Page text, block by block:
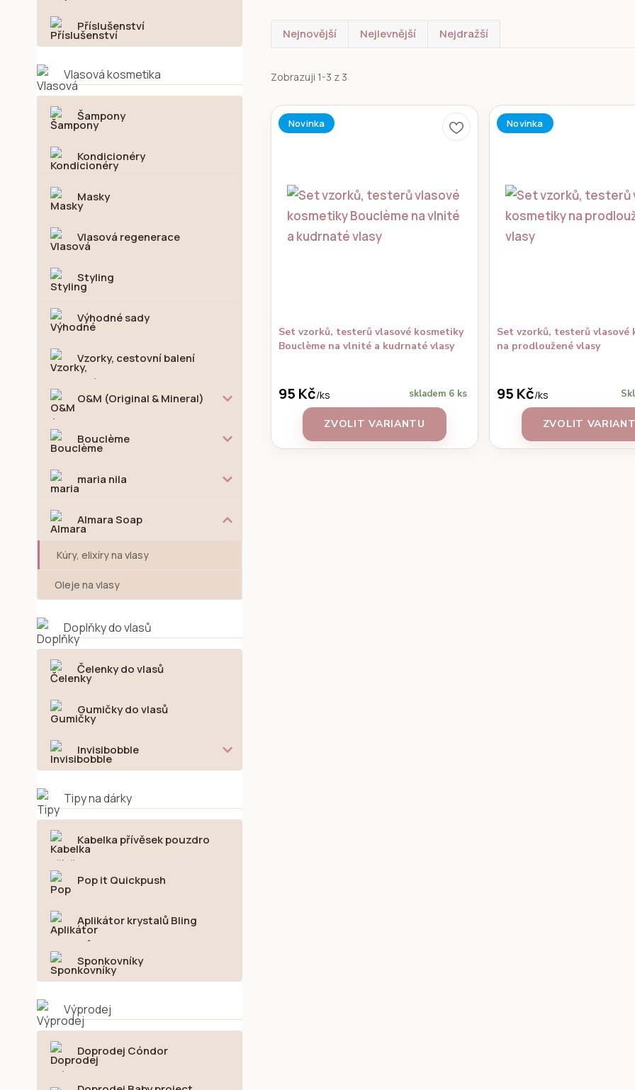
Příslušenství
Vlasová kosmetika
Šampony
Kondicionéry
Masky
Vlasová regenerace
Styling
Výhodné sady
Vzorky, cestovní balení
O&M (Original & Mineral)
Bouclème
maria nila
Almara Soap
Kúry, elixíry na vlasy
Oleje na vlasy
Doplňky do vlasů
Čelenky do vlasů
Gumičky do vlasů
Invisibobble
Tipy na dárky
Kabelka přívěsek pouzdro
Pop it Quickpush
Aplikátor krystalů Bling
Sponkovníky
Výprodej
Doprodej Cóndor
Nejnovější Nejlevnější Nejdražší
Zobrazuji 1-3 z 3
Novinka
Set vzorků, testerů vlasové kosmetiky
Bouclème na vlnité a kudrnaté vlasy
95 Kč/ks skladem 6 ks
ZVOLIT VARIANTU
Novinka
Set vzorků, testerů vlasové
na prodloužené vlasy
95 Kč/ks
ZVOLIT